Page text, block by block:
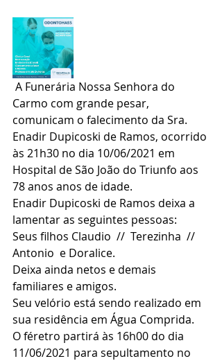
Carmo com grande pesar,
comunicam o falecimento da Sra.
Enadir Dupicoski de Ramos, ocorrido
às 21h30 no dia 10/06/2021 em
Hospital de São João do Triunfo aos
78 anos anos de idade.
Enadir Dupicoski de Ramos deixa a
lamentar as seguintes pessoas:
Seus filhos Claudio  //  Terezinha  //
Antonio  e Doralice.
Deixa ainda netos e demais
familiares e amigos.
Seu velório está sendo realizado em
sua residência em Água Comprida.
O féretro partirá às 16h00 do dia
11/06/2021 para sepultamento no